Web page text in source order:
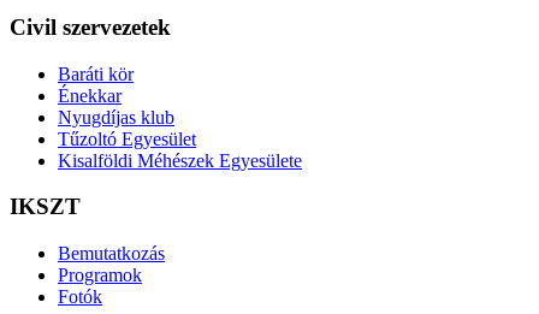
Civil szervezetek
Baráti kör
Énekkar
Nyugdíjas klub
Tűzoltó Egyesület
Kisalföldi Méhészek Egyesülete
IKSZT
Bemutatkozás
Programok
Fotók